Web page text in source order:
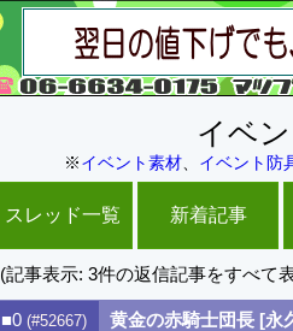
イベ
※イベント素材 イベント防
スレッド一覧 新着記事
(記事表示: 3件の返信記事をすべて
■0 (#52667) 黄金の赤騎士団長 [永